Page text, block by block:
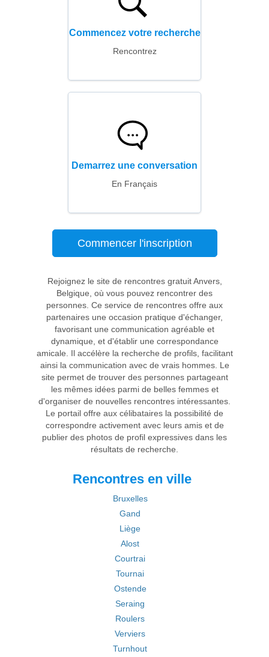
Commencez votre recherche
Rencontrez
Demarrez une conversation
En Français
Commencer l'inscription
Rejoignez le site de rencontres gratuit Anvers,
Belgique, où vous pouvez rencontrer des
personnes. Ce service de rencontres offre aux
partenaires une occasion pratique d'échanger,
favorisant une communication agréable et
dynamique, et d'établir une correspondance
amicale. Il accélère la recherche de profils, facilitant
ainsi la communication avec de vrais hommes. Le
site permet de trouver des personnes partageant
les mêmes idées parmi de belles femmes et
d'organiser de nouvelles rencontres intéressantes.
Le portail offre aux célibataires la possibilité de
correspondre activement avec leurs amis et de
publier des photos de profil expressives dans les
résultats de recherche.
Rencontres en ville
Bruxelles
Gand
Liège
Alost
Courtrai
Tournai
Ostende
Seraing
Roulers
Verviers
Turnhout